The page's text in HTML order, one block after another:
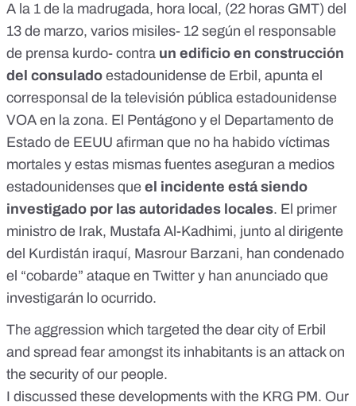
A la 1 de la madrugada, hora local, (22 horas GMT) del
13 de marzo, varios misiles- 12 según el responsable
de prensa kurdo- contra un edificio en construcción
del consulado estadounidense de Erbil , apunta el
corresponsal de la televisión pública estadounidense
VOA en la zona. El Pentágono y el Departamento de
Estado de EEUU afirman que no ha habido víctimas
mortales y estas mismas fuentes aseguran a medios
estadounidenses que el incidente está siendo
investigado por las autoridades locales. El primer
ministro de Irak, Mustafa Al-Kadhimi, junto al dirigente
del Kurdistán iraquí, Masrour Barzani, han condenado
el “cobarde” ataque en Twitter y han anunciado que
investigarán lo ocurrido.
The aggression which targeted the dear city of Erbil
and spread fear amongst its inhabitants is an attack on
the security of our people.
I discussed these developments with the KRG PM. Our